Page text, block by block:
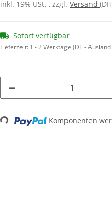
inkl. 19% USt. , zzgl. Versand
Sofort verfügbar
Lieferzeit: 1 - 2 Werktage (DE -
Loading... Komponenten